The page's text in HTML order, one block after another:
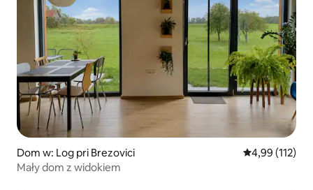
Dom w: Log pri Brezovici Średnia
4,99 (112)
Mały dom z widokiem